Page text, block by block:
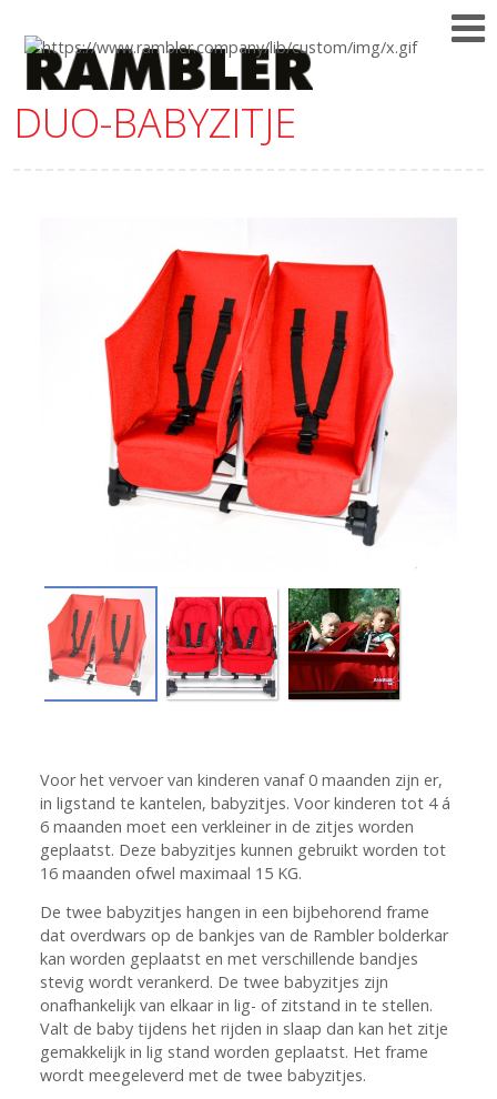
DUO-BABYZITJE
Voor het vervoer van kinderen vanaf 0 maanden zijn er,
in ligstand te kantelen, babyzitjes. Voor kinderen tot 4 á
6 maanden moet een verkleinerin de zitjes worden
geplaatst. Deze babyzitjes kunnen gebruikt worden tot
16 maanden ofwel maximaal 15 KG.
De twee babyzitjes hangen in een bijbehorend frame
dat overdwars op de bankjes van de Rambler bolderkar
kan worden geplaatst en met verschillende bandjes
stevig wordt verankerd. De twee babyzitjes zijn
onafhankelijk van elkaar in lig- of zitstand in te stellen.
Valt de baby tijdens het rijden in slaap dan kan het zitje
gemakkelijk in lig stand worden geplaatst. Het frame
wordt meegeleverd met de twee babyzitjes.